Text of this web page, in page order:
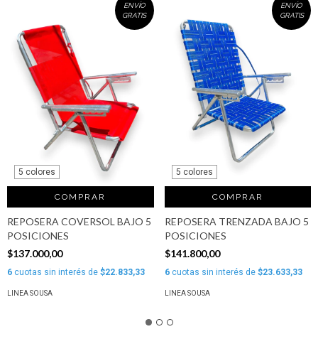
ENVÍO
GRATIS
5 colores
COMPRAR
REPOSERA COVERSOL BAJO 5
POSICIONES
$137.000,00
6 cuotas sin interés de $22.833,33
LINEA SOUSA
ENVÍO
GRATIS
5 colores
COMPRAR
REPOSERA TRENZADA BAJO 5
POSICIONES
$141.800,00
6cuotas sin interés de $23.633,33
LINEA SOUSA